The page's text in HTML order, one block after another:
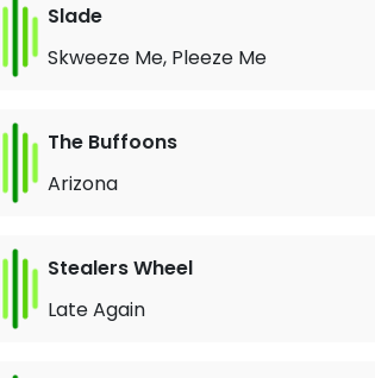
Slade
Skweeze Me, Pleeze Me
The Buffoons
Arizona
Stealers Wheel
Late Again